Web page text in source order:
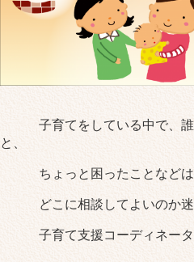
子育てをしている中で、誰
と、
ちょっと困ったことなどは
どこに相談してよいのか迷
子育て支援コーディネータ